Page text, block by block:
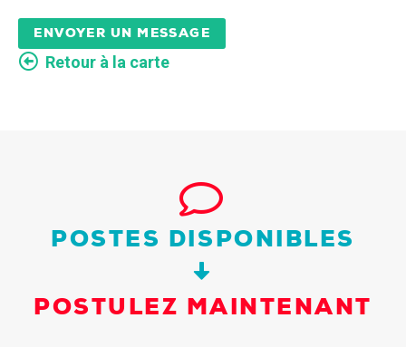
ENVOYER UN MESSAGE
Retour à la carte
POSTES DISPONIBLES
POSTULEZ MAINTENANT